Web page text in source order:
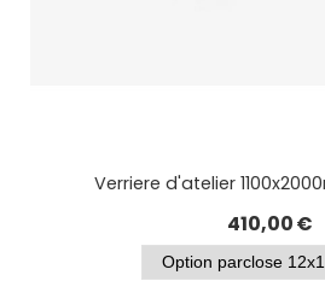
Verriere d'atelier
410,00€